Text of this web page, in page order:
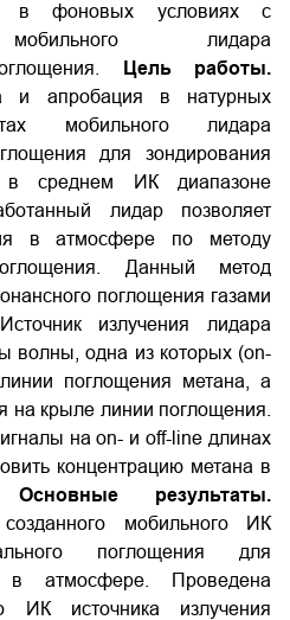
в фоновых условиях с
мобильного лидара
Цель работы.
и апробация в натурных
мобильного лидара
для зондирования
в среднем ИК диапазоне
лидар позволяет
в атмосфере по методу
Данный метод
поглощения газами
излучения лидара
волны, одна из которых (on-
поглощения метана, а
на крыле линии поглощения.
на on- и off-line длинах
концентрацию метана в
Основные результаты.
мобильного ИК
поглощения для
в атмосфере. Проведена
ИК источника излучения